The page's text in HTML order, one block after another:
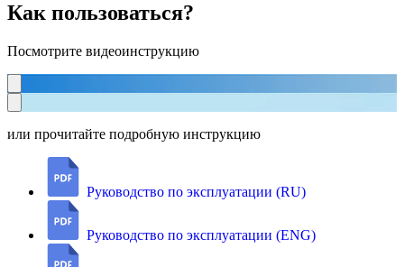
Как пользоваться?
Посмотрите видеоинструкцию
или прочитайте подробную инструкцию
Руководство по эксплуатации (RU)
Руководство по эксплуатации (ENG)